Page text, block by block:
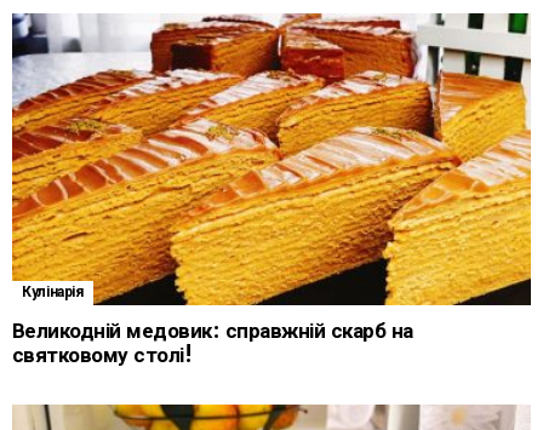
Кулінарія
Великодній медовик: справжній скарб на
святковому столі!